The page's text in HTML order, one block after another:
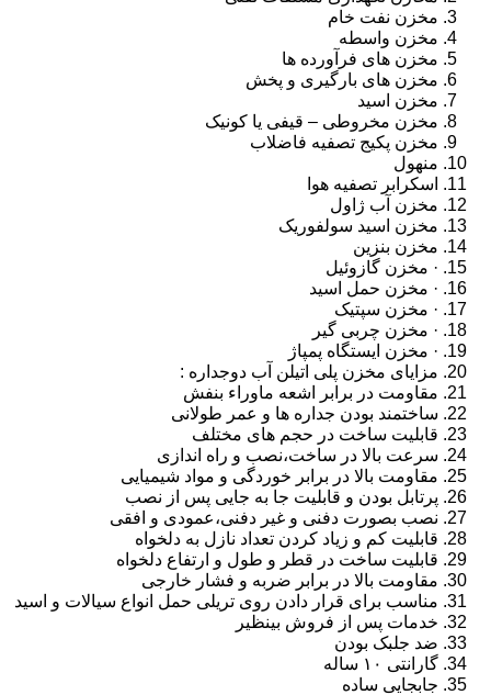
مخزن نفت خام
مخزن واسطه
مخزن های فرآورده ها
مخزن های بارگیری و پخش
مخزن اسید
مخزن مخروطی – قیفی یا کونیک
مخزن پکیج تصفیه فاضلاب
منهول
اسکرابر تصفیه هوا
مخزن آب ژاول
مخزن اسید سولفوریک
مخزن بنزین
· مخزن گازوئیل
· مخزن حمل اسید
· مخزن سپتیک
· مخزن چربی گیر
· مخزن ایستگاه پمپاژ
مزایای مخزن پلی اتیلن آب دوجداره :
مقاومت در برابر اشعه ماوراء بنفش
ساختمند بودن جداره ها و عمر طولانی
قابلیت ساخت در حجم های مختلف
سرعت بالا در ساخت،نصب و راه اندازی
مقاومت بالا در برابر خوردگی و مواد شیمیایی
پرتابل بودن و قابلیت جا به جایی پس از نصب
نصب بصورت دفنی و غیر دفنی،عمودی و افقی
قابلیت کم و زیاد کردن تعداد نازل به دلخواه
قابلیت ساخت در قطر و طول و ارتفاع دلخواه
مقاومت بالا در برابر ضربه و فشار خارجی
مناسب برای قرار دادن روی تریلی حمل انواع سیالات و اسید
خدمات پس از فروش بینظیر
ضد جلبک بودن
گارانتی ۱۰ ساله
جابجایی ساده